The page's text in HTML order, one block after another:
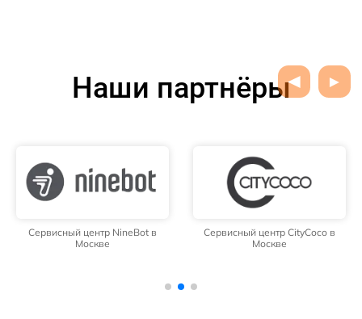
Наши партнёры
Сервисный центр NineBot в
Москве
Сервисный центр CityCoco в
Москве